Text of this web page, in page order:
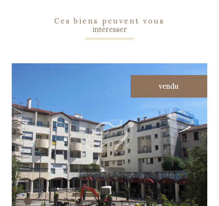
ces biens peuvent vous
intéresser
vendu
voir le bien